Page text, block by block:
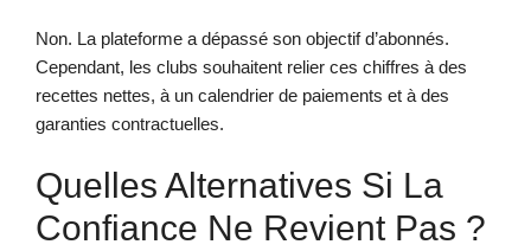
Non. La plateforme a dépassé son objectif d’abonnés.
Cependant, les clubs souhaitent relier ces chiffres à des
recettes nettes, à un calendrier de paiements et à des
garanties contractuelles.
Quelles Alternatives Si La
Confiance Ne Revient Pas ?